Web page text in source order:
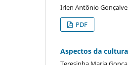
Irlen Antônio
PDF
Aspectos da